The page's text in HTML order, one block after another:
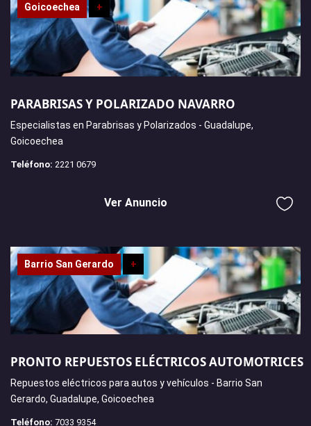
Goicoechea +
PARABRISAS Y POLARIZADO NAVARRO
Especialistas en Parabrisas y Polarizados - Guadalupe,
Goicoechea
Teléfono: 2221 0679
Ver Anuncio
Barrio San Gerardo +
PRONTO REPUESTOS ELÉCTRICOS AUTOMOTRICES
Repuestos eléctricos para autos y vehículos - Barrio San
Gerardo, Guadalupe, Goicoechea
Teléfono: 7033 9354